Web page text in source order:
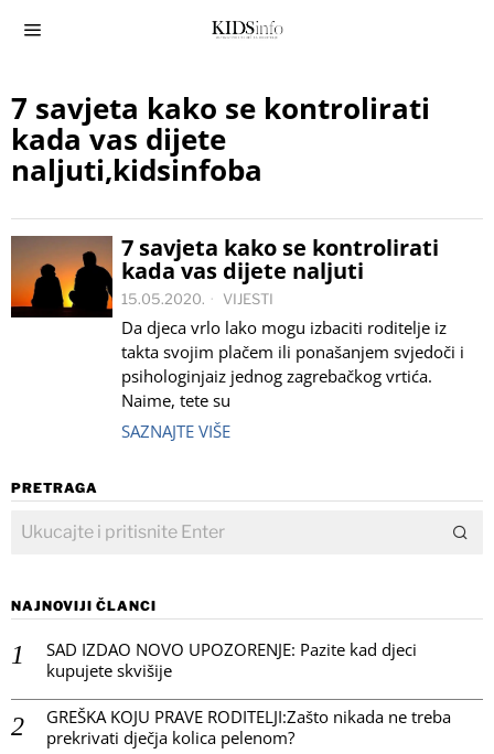
7 savjeta kako se kontrolirati
kada vas dijete
naljuti,kidsinfoba
7 savjeta kako se kontrolirati
kada vas dijete naljuti
15.05.2020. VIJESTI
Da djeca vrlo lako mogu izbaciti roditelje iz
takta svojim plačem ili ponašanjem svjedoči i
psihologinjaiz jednog zagrebačkog vrtića.
Naime, tete su
SAZNAJTE VIŠE
PRETRAGA
NAJNOVIJI ČLANCI
SAD IZDAO NOVO UPOZORENJE: Pazite kad djeci
kupujete skvišije
GREŠKA KOJU PRAVE RODITELJI:Zašto nikada ne treba
prekrivati dječja kolica pelenom?